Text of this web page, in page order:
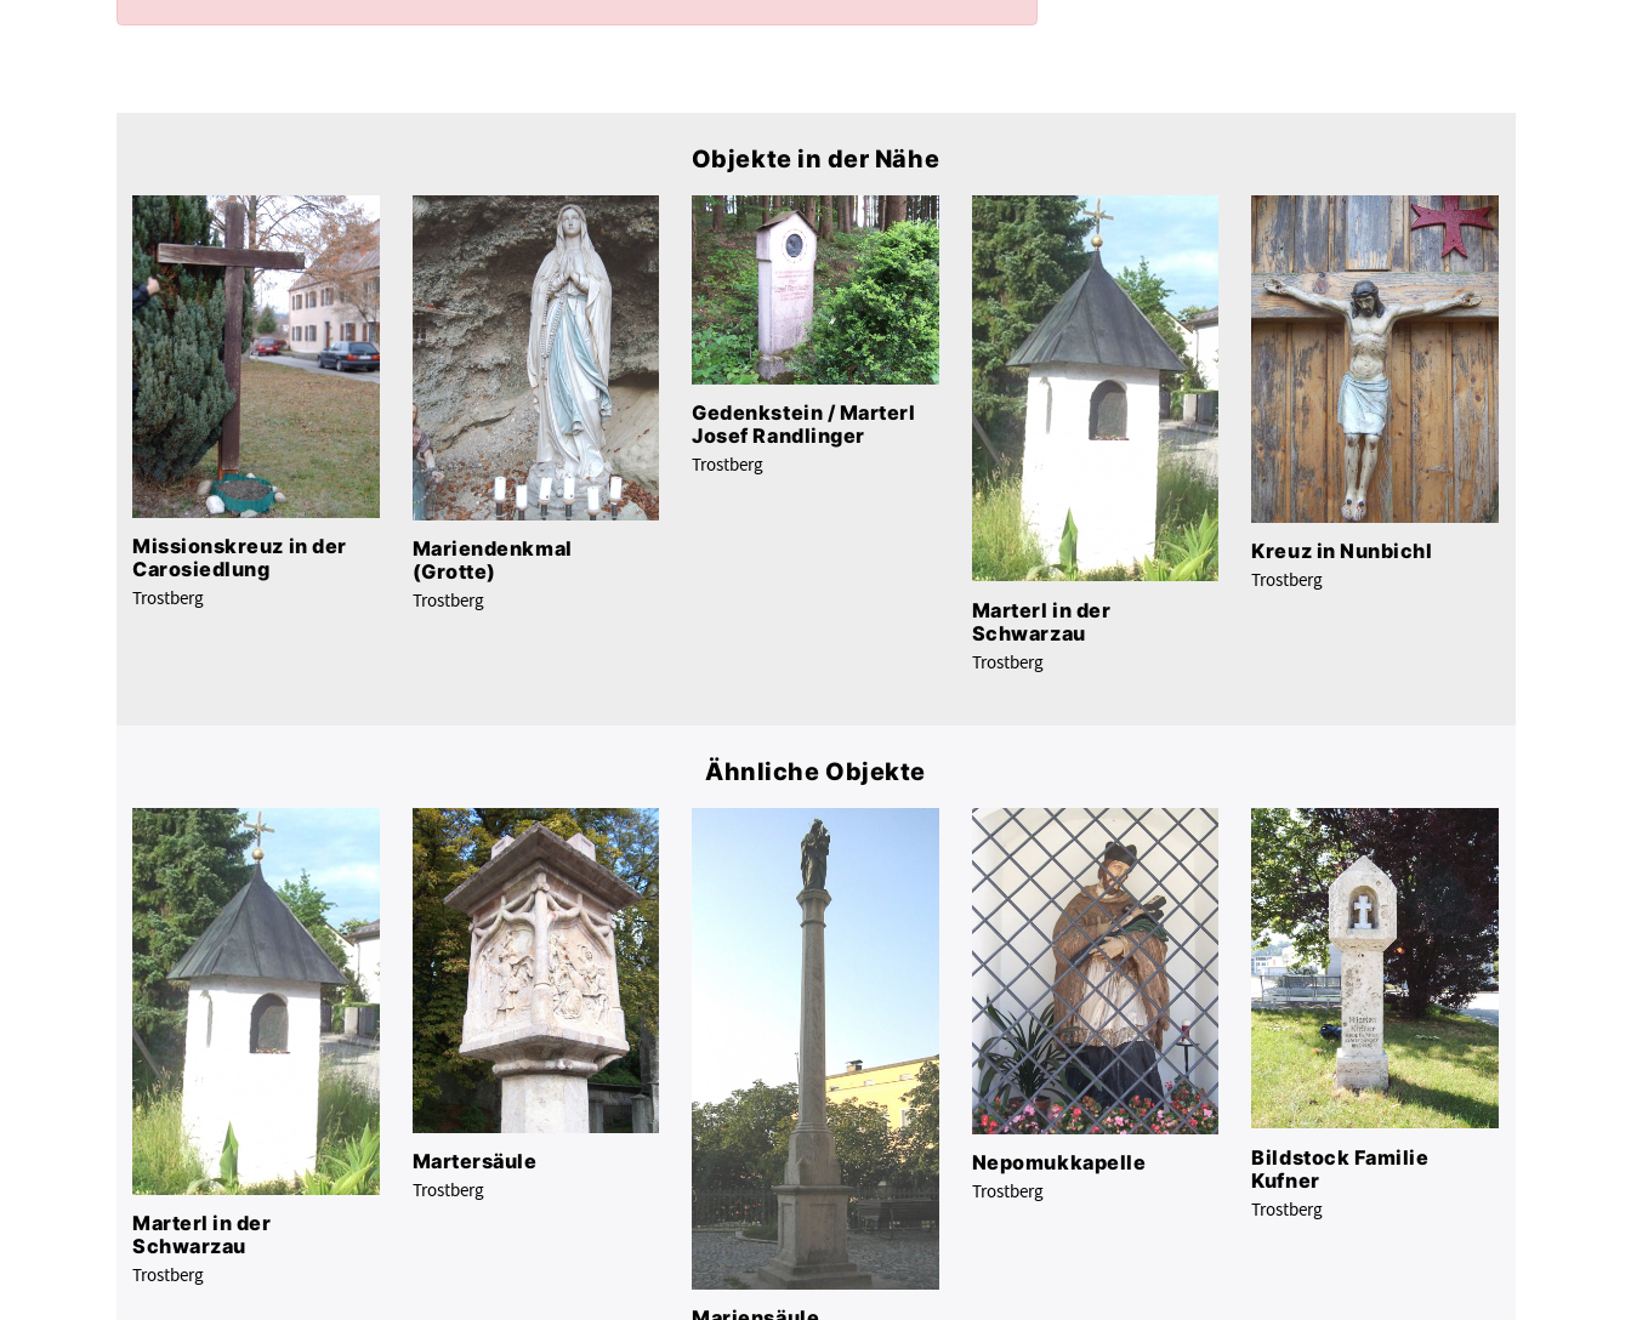
Objekte in der Nähe
Missionskreuz in der
Carosiedlung
Trostberg
Mariendenkmal
(Grotte)
Trostberg
Gedenkstein / Marterl
Josef Randlinger
Trostberg
Marterl in der
Schwarzau
Trostberg
Kreuz in Nunbichl
Trostberg
Ähnliche Objekte
Marterl in der
Schwarzau
Trostberg
Martersäule
Trostberg
Nepomukkapelle
Trostberg
Bildstock Familie
Kufner
Trostberg